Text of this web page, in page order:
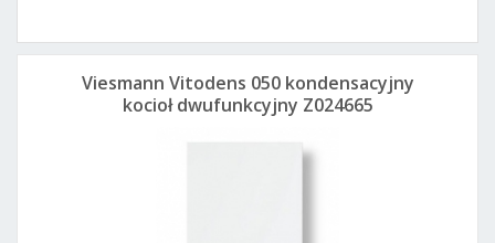
Viesmann Vitodens 050 kondensacyjny
kocioł dwufunkcyjny Z024665